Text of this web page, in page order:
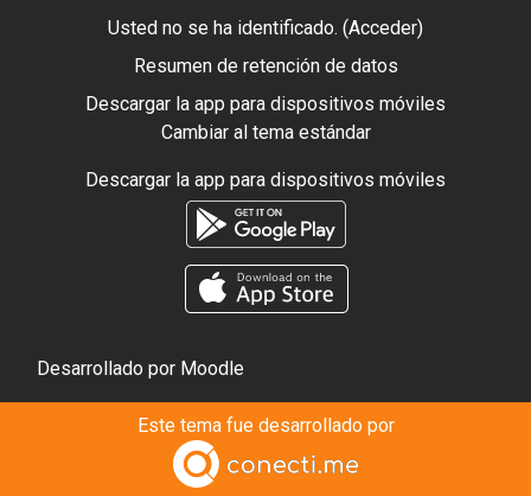
Usted no se ha identificado. (Acceder)
Resumen de retención de datos
Descargar la app para dispositivos móviles
Cambiar al tema estándar
Descargar la app para dispositivos móviles
Desarrollado por Moodle
Este tema fue desarrollado por